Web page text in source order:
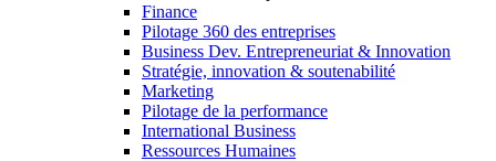
Finance
Pilotage 360 des entreprises
Business Dev. Entrepreneuriat & Innovation
Stratégie, innovation & soutenabilité
Marketing
Pilotage de la performance
International Business
Ressources Humaines